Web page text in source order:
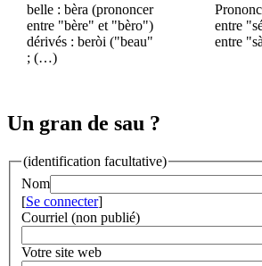
belle : bèra (prononcer
entre "bère" et "bèro")
dérivés : beròi ("beau"
; (…)
entre
entre
Un gran de sau ?
(identification facultative)
Nom
[Se connecter]
Courriel (non publié)
Votre site web